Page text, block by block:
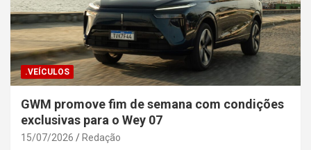
.VEÍCULOS
GWM promove fim de semana com condições
exclusivas para o Wey 07
15/07/2026 Redação